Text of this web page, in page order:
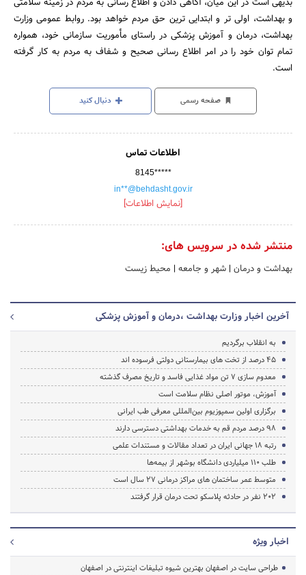
و بهداشت، اولی تر و ابتدایی ترین حق مردم خواهد بود. روابط عمومی وزارت
بهداشت، درمان و آموزش پزشکی در راستای مأموریت سازمانی خود، همواره
تمام توان خود را در امر اطلاع رسانی صحیح و شفاف به مردم به کار گرفته
است.
صفحه رسمی دنبال کنید
اطلاعات تماس
8145*****
in**@behdasht.gov.ir
[نمایش اطلاعات]
منتشر شده در سرویس های:
بهداشت و درمان | شهر و جامعه | محیط زیست
آخرین اخبار وزارت بهداشت ،درمان و آموزش پزشکی
به انقلاب برگردیم
45 درصد از تخت های بیمارستانی دولتی فرسوده اند
معدوم سازی 7 تن مواد غذایی فاسد و تاریخ مصرف گذشته
آموزش، موتور اصلی نظام سلامت است
برگزاری اولین سمپوزیوم بین‌المللی معرفی طب ایرانی
98 درصد مردم قم به خدمات بهداشتی دسترسی دارند
رتبه 18 جهانی ایران در تعداد مقالات و مستندات علمی
طلب ۱۱۰ میلیاردی دانشگاه بوشهر از بیمه‌ها
متوسط عمر ساختمان هاى مراکز درمانى 27 سال است
202 نفر در حادثه پلاسکو تحت درمان قرار گرفتند
اخبار ویژه
طراحی سایت در اصفهان بهترین شیوه تبلیغات اینترنتی در اصفهان